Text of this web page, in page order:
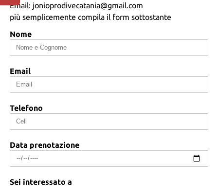
Email: jonioprodivecatania@gmail.com
più semplicemente compila il form sottostante
Nome
Email
Telefono
Data prenotazione
Sei interessato a